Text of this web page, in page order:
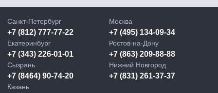
Санкт-Петербург
+7 (812) 777-77-22
Москва
+7 (495) 134-09-34
Екатеринбург
+7 (343) 226-01-01
Ростов-на-Дону
+7 (863) 209-88-88
Сызрань
+7 (8464) 90-74-20
Нижний Новгород
+7 (831) 261-37-37
Казань